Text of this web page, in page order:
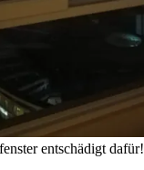
entschädigt dafür!